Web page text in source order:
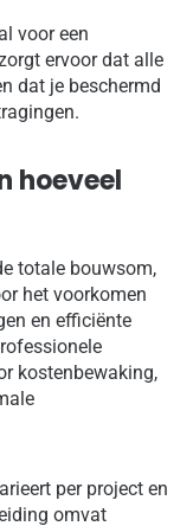
voor een
ervoor dat alle
dat je beschermd
hoeveel
totale bouwsom,
het voorkomen
en efficiënte
kostenbewaking,
per project en
omvat